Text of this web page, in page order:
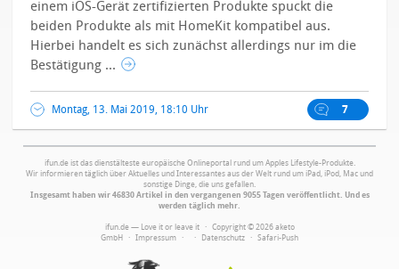
einem iOS-Gerät zertifizierten Produkte spuckt die
beiden Produkte als mit HomeKit kompatibel aus.
Hierbei handelt es sich zunächst allerdings nur im die
Bestätigung ...
Montag, 13. Mai 2019, 18:10 Uhr 7
ifun.de ist das dienstälteste europäische Onlineportal rund um Apples Lifestyle-Produkte.
Wir informieren täglich über Aktuelles und Interessantes aus der Welt rund um iPad, iPod, Mac und
sonstige Dinge, die uns gefallen.
Insgesamt haben wir 46830 Artikel in den vergangenen 9055 Tagen veröffentlicht. Und es
werden täglich mehr.
ifun.de — Love it or leave it · Copyright © 2026 aketo
GmbH · Impressum · · Datenschutz · Safari-Push